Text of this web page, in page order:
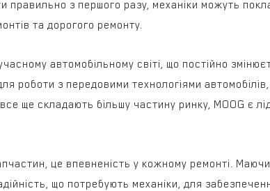
правильно з першого разу, механіки можуть
та дорогого ремонту.
автомобільному світі, що постійно
роботи з передовими технологіями
ще складають більшу частину ринку, MOOG є
це впевненість у кожному ремонті.
що потребують механіки, для